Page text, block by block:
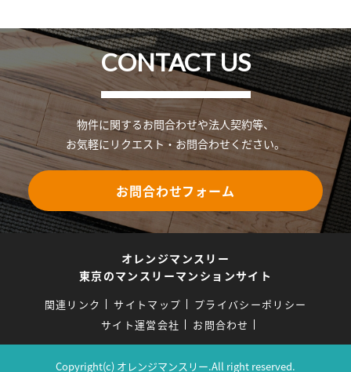
CONTACT US
物件に関するお問合わせや法人契約等、
お気軽にリクエスト・お問合わせください。
お問合わせフォーム
オレンジマンスリー
東京のマンスリーマンションサイト
関連リンク サイトマップ
プライバシーポリシー
サイト運営会社
お問合わせ
Copyright(c) オレンジマンスリー.All right reserved.